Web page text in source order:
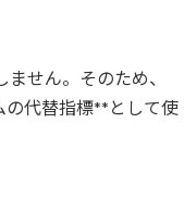
せん。そのため、
の代替指標**として使